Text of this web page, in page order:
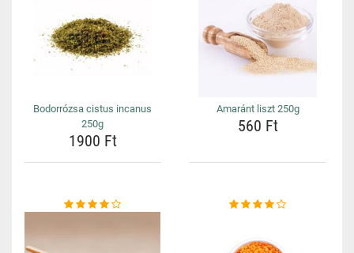
Bodorrózsa cistus incanus
250g
1900 Ft
Amaránt liszt 250g
560 Ft